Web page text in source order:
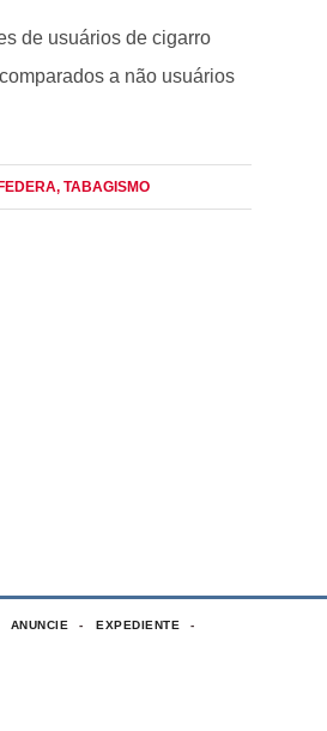
de usuários de cigarro
a não usuários
, TABAGISMO
ANUNCIE EXPEDIENTE